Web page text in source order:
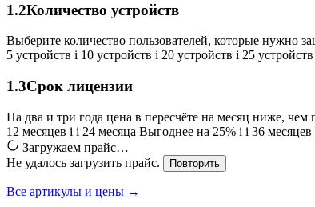
1.2Количество устройств
Выберите количество пользователей, которые нужно
5 устройств i 10 устройств i 20 устройств i 25 устройств
1.3Срок лицензии
На два и три года цена в пересчёте на месяц ниже,
12 месяцев i i 24 месяца Выгоднее на 25% i i 36 месяцев
Загружаем прайс…
Не удалось загрузить прайс.
Повторить
Все артикулы и цены →